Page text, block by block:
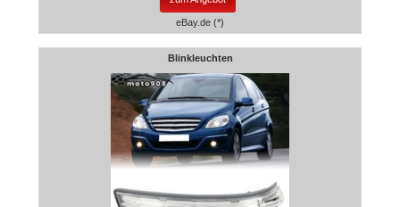
eBay.de (*)
Blinkleuchten